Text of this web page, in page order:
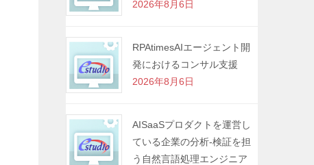
2026年8月6日
RPAtimesAIエージェント開
発におけるコンサル支援
2026年8月6日
AISaaSプロダクトを運営し
ている企業の分析-検証を担
う自然言語処理エンジニア